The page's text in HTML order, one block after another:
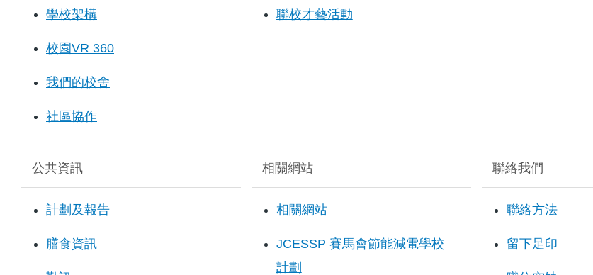
學校架構
校園VR 360
我們的校舍
社區協作
聯校才藝活動
公共資訊
計劃及報告
膳食資訊
相關網站
相關網站
JCESSP 賽馬會節能減電學校
計劃
聯絡我們
聯絡方法
留下足印